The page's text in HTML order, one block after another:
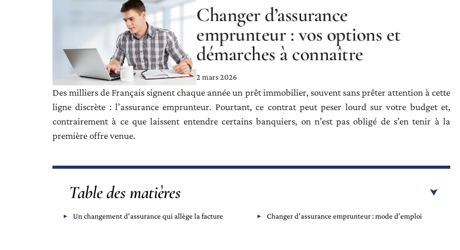
Changer d’assurance
emprunteur : vos options et
démarches à connaître
2 mars 2026
Des milliers de Français signent chaque année un prêt immobilier, souvent sans prêter attention à cette
ligne discrète : l’assurance emprunteur. Pourtant, ce contrat peut peser lourd sur votre budget et,
contrairement à ce que laissent entendre certains banquiers, on n’est pas obligé de s’en tenir à la
première offre venue.
Table des matières
Un changement d’assurance qui allège la facture Changer d’assurance emprunteur : mode d’emploi